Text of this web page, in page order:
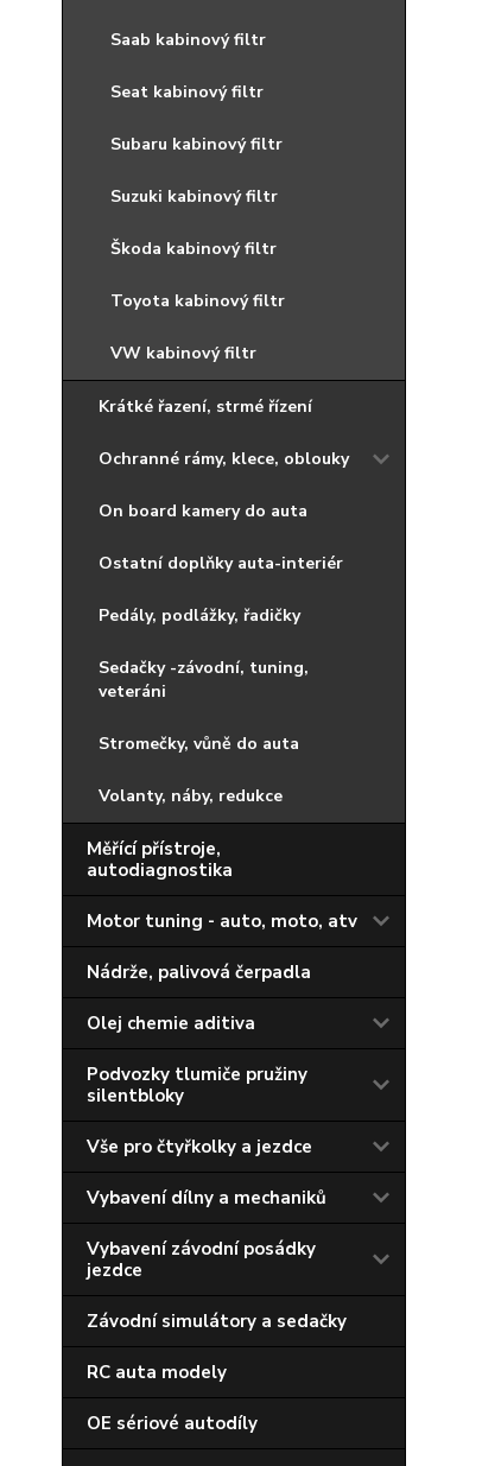
Saab kabinový filtr
Seat kabinový filtr
Subaru kabinový filtr
Suzuki kabinový filtr
Škoda kabinový filtr
Toyota kabinový filtr
VW kabinový filtr
Krátké řazení, strmé řízení
Ochranné rámy, klece, oblouky
On board kamery do auta
Ostatní doplňky auta-interiér
Pedály, podlážky, řadičky
Sedačky -závodní, tuning,
veteráni
Stromečky, vůně do auta
Volanty, náby, redukce
Měřící přístroje,
autodiagnostika
Motor tuning - auto, moto, atv
Nádrže, palivová čerpadla
Olej chemie aditiva
Podvozky tlumiče pružiny
silentbloky
Vše pro čtyřkolky a jezdce
Vybavení dílny a mechaniků
Vybavení závodní posádky
jezdce
Závodní simulátory a sedačky
RC auta modely
OE sériové autodíly